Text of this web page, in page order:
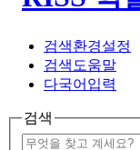
검색환경설정
검색도움말
다국어입력
검색